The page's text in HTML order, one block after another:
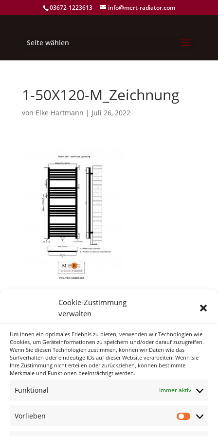
Cookie-Zustimmung
verwalten
Um Ihnen ein optimales Erlebnis zu bieten, verwenden wir Technologien wie
Cookies, um Geräteinformationen zu speichern und/oder darauf zuzugreifen.
Wenn Sie diesen Technologien zustimmen, können wir Daten wie das
Surfverhalten oder eindeutige IDs auf dieser Website verarbeiten. Wenn Sie
Ihre Zustimmung nicht erteilen oder zurückziehen, können bestimmte
Merkmale und Funktionen beeinträchtigt werden.
Funktional Immer aktiv
Vorlieben
03672-1223613 info@mert-radiator.com
Seite wählen
1-50X120-M_Zeichnung
von Elke Hartmann | Juli 26, 2022
Neueste Kommentare
Archiv
Keine Kategorien